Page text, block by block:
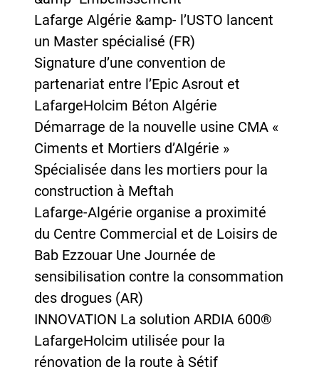
Lafarge Algérie &amp- l’USTO lancent
un Master spécialisé (FR)
Signature d’une convention de
partenariat entre l’Epic Asrout et
LafargeHolcim Béton Algérie
Démarrage de la nouvelle usine CMA «
Ciments et Mortiers d’Algérie »
Spécialisée dans les mortiers pour la
construction à Meftah
Lafarge-Algérie organise a proximité
du Centre Commercial et de Loisirs de
Bab Ezzouar Une Journée de
sensibilisation contre la consommation
des drogues (AR)
INNOVATION La solution ARDIA 600®
LafargeHolcim utilisée pour la
rénovation de la route à Sétif